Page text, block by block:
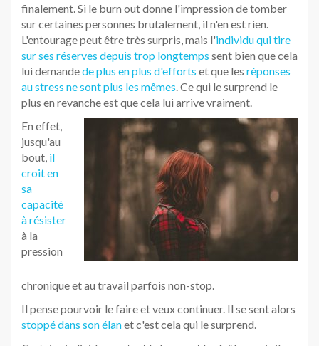
finalement. Si le burn out donne l'impression de tomber
sur certaines personnes brutalement, il n'en est rien.
L'entourage peut être très surpris, mais l'individu qui tire
sur ses réserves depuis trop longtemps sent bien que cela
lui demandede plus en plus d'efforts et que les réponses
au stress ne sont plus les mêmes . Ce qui le surprend le
plus en revanche est que cela lui arrive vraiment.
En effet,
jusqu'au
bout, il
croit en
sa
capacité
à résister
à la
pression
chronique et au travail parfois non-stop.
Il pense pourvoir le faire et veux continuer. Il se sent alors
stoppé dans son élanet c'est cela qui le surprend.